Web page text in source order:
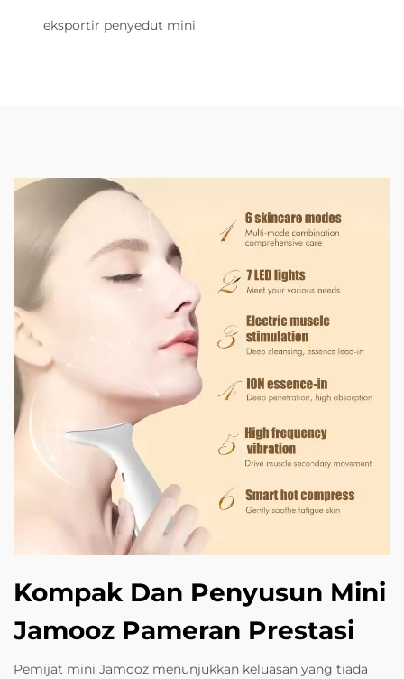
eksportir penyedut mini
Kompak Dan Penyusun Mini
Jamooz Pameran Prestasi
Pemijat mini Jamooz menunjukkan keluasan yang tiada